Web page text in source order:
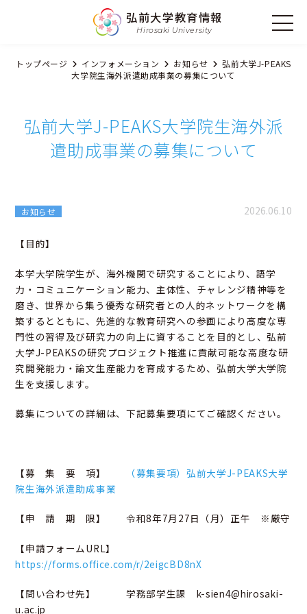
弘前大学教育情報
Hirosaki University
トップページ インフォメーション お知らせ
弘前大学J-PEAKS
大学院生海外派遣助成事業の募集について
弘前大学J-PEAKS大学院生海外派
遣助成事業の募集について
お知らせ 2026.06.10
【目的】
本学大学院学生が、海外機関で研究することにより、語学
力・コミュニケーション能力、主体性、チャレンジ精神等を
磨き、世界から集う優秀な研究者との人的ネットワークを構
築するとともに、先進的な教育研究への参画により高度な専
門性の習得及び研究力の向上に資することを目的とし、弘前
大学J-PEAKSの研究プロジェクト推進に貢献可能な高度な研
究開発能力・論文生産能力を育成するため、弘前大学大学院
生を支援します。
募集についての詳細は、下記募集要項にてご確認ください。
【募 集 要 項】
（募集要項）弘前大学J-PEAKS大学
院生海外派遣助成事業
【申 請 期 限】 令和8年7月27日（月）正午 ※厳守
【申請フォームURL】
https://forms.office.com/r/2eigcBD8nX
【問い合わせ先】 学務部学生課 k-sien4@hirosaki-
u.ac.jp